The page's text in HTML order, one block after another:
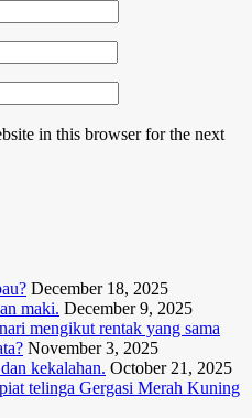
in this browser for the next
December 18, 2025
maki. December 9, 2025
mengikut rentak yang sama
November 3, 2025
kekalahan. October 21, 2025
telinga Gergasi Merah Kuning